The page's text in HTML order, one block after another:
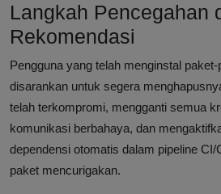
Langkah Pencegahan
Rekomendasi
Pengguna yang telah menginstal
disarankan untuk segera
telah terkompromi, mengganti semua
komunikasi berbahaya, dan
dependensi otomatis dalam pipeline
paket mencurigakan.